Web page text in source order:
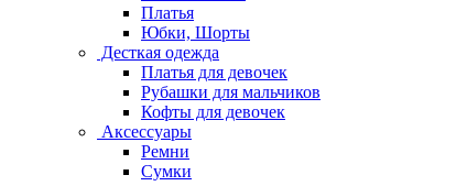
Платья
Юбки, Шорты
Десткая одежда
Платья для девочек
Рубашки для мальчиков
Кофты для девочек
Аксессуары
Ремни
Сумки